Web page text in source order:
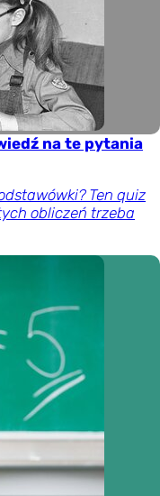
na te pytania
Ten quiz
obliczeń trzeba